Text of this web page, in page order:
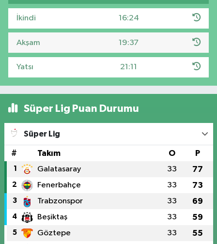
İkindi 16:24
Akşam 19:37
Yatsı 21:11
Süper Lig Puan Durumu
Süper Lig
# Takım O P
1 Galatasaray 33 77
2 Fenerbahçe 33 73
3 Trabzonspor 33 69
4 Beşiktaş 33 59
5 Göztepe 33 55